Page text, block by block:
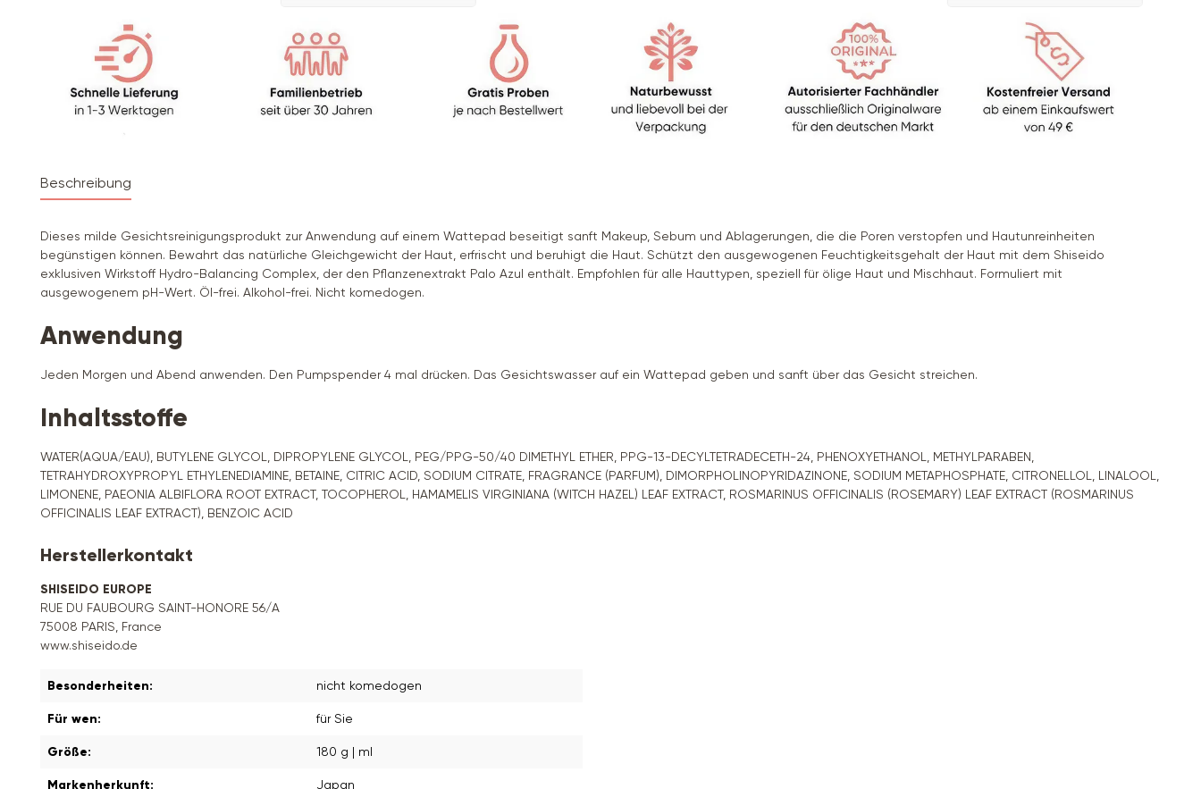
Beschreibung
Dieses milde Gesichtsreinigungsprodukt zur Anwendung auf einem Wattepad beseitigt sanft Makeup, Sebum und Ablagerungen, die die Poren verstopfen und Hautunreinheiten
begünstigen können. Bewahrt das natürliche Gleichgewicht der Haut, erfrischt und beruhigt die Haut. Schützt den ausgewogenen Feuchtigkeitsgehalt der Haut mit dem Shiseido
exklusiven Wirkstoff Hydro-Balancing Complex, der den Pflanzenextrakt Palo Azul enthält. Empfohlen für alle Hauttypen, speziell für ölige Haut und Mischhaut. Formuliert mit
ausgewogenem pH-Wert. Öl-frei. Alkohol-frei. Nicht komedogen.
Anwendung
Jeden Morgen und Abend anwenden. Den Pumpspender 4 mal drücken. Das Gesichtswasser auf ein Wattepad geben und sanft über das Gesicht streichen.
Inhaltsstoffe
WATER(AQUA/EAU), BUTYLENE GLYCOL, DIPROPYLENE GLYCOL, PEG/PPG-50/40 DIMETHYL ETHER, PPG-13-DECYLTETRADECETH-24, PHENOXYETHANOL, METHYLPARABEN,
TETRAHYDROXYPROPYL ETHYLENEDIAMINE, BETAINE, CITRIC ACID, SODIUM CITRATE, FRAGRANCE (PARFUM), DIMORPHOLINOPYRIDAZINONE, SODIUM METAPHOSPHATE, CITRONELLOL, LINALOOL,
LIMONENE, PAEONIA ALBIFLORA ROOT EXTRACT, TOCOPHEROL, HAMAMELIS VIRGINIANA (WITCH HAZEL) LEAF EXTRACT, ROSMARINUS OFFICINALIS (ROSEMARY) LEAF EXTRACT (ROSMARINUS
OFFICINALIS LEAF EXTRACT), BENZOIC ACID
Herstellerkontakt
SHISEIDO EUROPE
RUE DU FAUBOURG SAINT-HONORE 56/A
75008 PARIS, France
www.shiseido.de
Besonderheiten: nicht komedogen
Für wen: für Sie
Größe: 180 g | ml
Markenherkunft: Japan